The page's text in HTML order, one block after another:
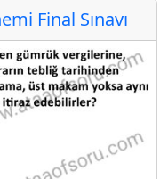
Final Sınavı